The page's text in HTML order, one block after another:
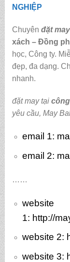
NGHIỆP
Chuyên đặt
xách – Đồng
học, Công ty.
đẹp, đa dạng.
nhanh.
đặt may tại
yêu cầu, May
email 1:
email 2:
……
website
1: http://
website 2:
website 3: